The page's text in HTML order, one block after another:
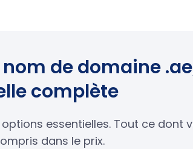
de domaine
complète
essentielles. Tout ce dont
dans le prix.